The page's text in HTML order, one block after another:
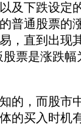
下跌设定
普通股票的
，直到出
票是涨跌
，而股市
的买入时机